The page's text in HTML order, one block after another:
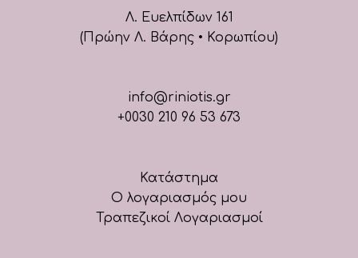
Λ. Ευελπίδων 161
(Πρώην Λ. Βάρης • Κορωπίου)
info@riniotis.gr
+0030 210 96 53 673
Κατάστημα
Ο λογαριασμός μου
Τραπεζικοί Λογαριασμοί